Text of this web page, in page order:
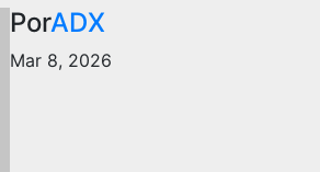
PorADX
Mar 8, 2026